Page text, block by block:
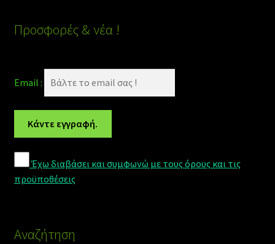
Προσφορές & νέα !
Email :
Έχω διαβάσει και συμφωνώ με τους όρους και τις
προϋποθέσεις
Αναζήτηση